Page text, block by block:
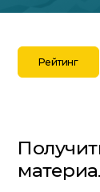
Рейтинг